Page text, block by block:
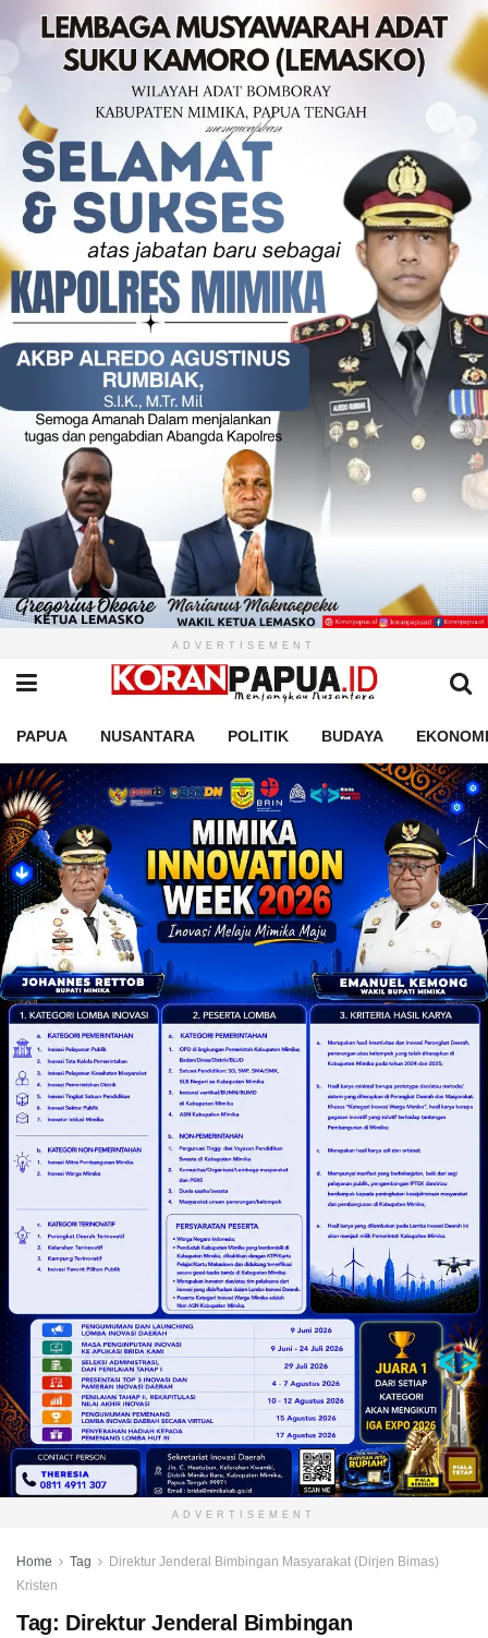
ADVERTISEMENT
PAPUA NUSANTARA POLITIK BUDAYA EKONOMI
ADVERTISEMENT
Home Tag
Direktur Jenderal Bimbingan Masyarakat (Dirjen Bimas)
Kristen
Tag: Direktur Jenderal Bimbingan